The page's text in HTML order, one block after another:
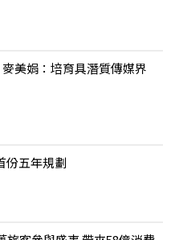
美娟：培育具潛質傳媒界
份五年規劃